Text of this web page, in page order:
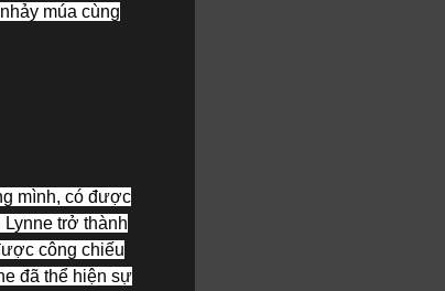
múa cùng
mình, có được
trở thành
công chiếu
đã thể hiện sự